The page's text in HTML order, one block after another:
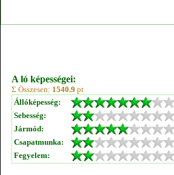
A ló képességei:
Σ Összesen: 1540.9 pt
Állóképesség:
Sebesség:
Jármód:
Csapatmunka:
Fegyelem: